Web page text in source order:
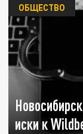
иски к
ОБЩЕСТВО